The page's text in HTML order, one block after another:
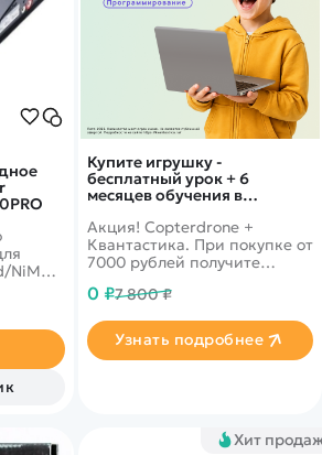
Купите игрушку -
бесплатный урок + 6
месяцев обучения в
Акция! Copterdrone +
Квантастика. При покупке от
7000 рублей получите
нашего партнера
0 ₽7 800 ₽
Узнать подробнее
NiMH,
Хит
связи
Можем связаться с вами
звонок